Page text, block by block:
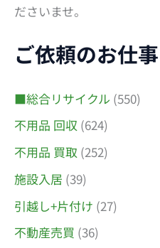
ださいませ。
ご依頼のお仕事
■総合リサイクル (550)
不用品 回収 (624)
不用品 買取 (252)
施設入居 (39)
引越し+片付け (27)
不動産売買 (36)